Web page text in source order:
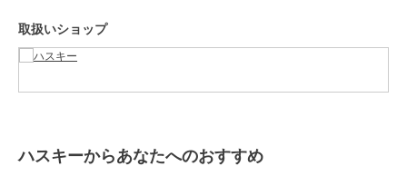
性別タイプ
レディース
サイズ 4サイズ展開
取扱いショップ
ハスキーからあなたへのおすすめ